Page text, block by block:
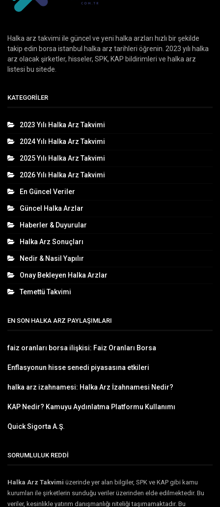
Halka arz takvimi ile güncel ve yeni halka arzları hızlı bir şekilde
takip edin borsa istanbul halka arz tarihleri öğrenin. 2023 yılı halka
arz olacak şirketler, hisseler, SPK, KAP bildirimleri ve halka arz
listesi bu sitede.
KATEGORILER
2023 Yılı Halka Arz Takvimi
2024 Yılı Halka Arz Takvimi
2025 Yılı Halka Arz Takvimi
2026 Yılı Halka Arz Takvimi
En Güncel Veriler
Güncel Halka Arzlar
Haberler & Duyurular
Halka Arz Sonuçları
Nedir & Nasil Yapılır
Onay Bekleyen Halka Arzlar
Temettü Takvimi
EN SON HALKA ARZ PAYLAŞIMLARI
faiz oranları borsa ilişkisi: Faiz Oranları Borsa
Enflasyonun hisse senedi piyasasına etkileri
halka arz izahnamesi: Halka Arz İzahnamesi Nedir?
KAP Nedir? Kamuyu Aydınlatma Platformu Kullanımı
Quick Sigorta A.Ş.
SORUMLULUK REDDİ
Halka Arz Takvimi üzerinde yer alan bilgiler, SPK ve KAP gibi kamu
kurumları ile şirketlerin sunduğu veriler üzerinden elde edilmektedir. Bu
veriler, kesinlikle yatırım danışmanlığı niteliği taşımamaktadır. Bu